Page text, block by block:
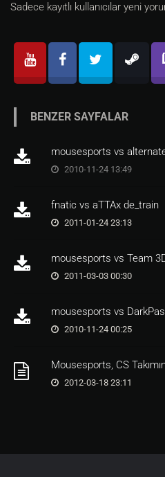
Sadece kayıtlı kullanıcılar yeni
BENZER SAYFALAR
mousesports vs
2010-11-24 13:49
fnatic vs aTTAx de_train
2011-01-24 23:13
mousesports vs Team
2011-03-03 00:30
mousesports vs
2010-11-24 00:25
Mousesports, CS
2012-03-18 23:11